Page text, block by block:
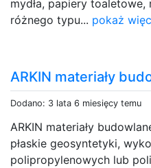
mydła, papiery toaletowe,
różnego typu... pokaż
ARKIN materiały
Dodano: 3 lata 6 miesięcy temu
ARKIN materiały
płaskie geosyntetyki,
polipropylenowych lub